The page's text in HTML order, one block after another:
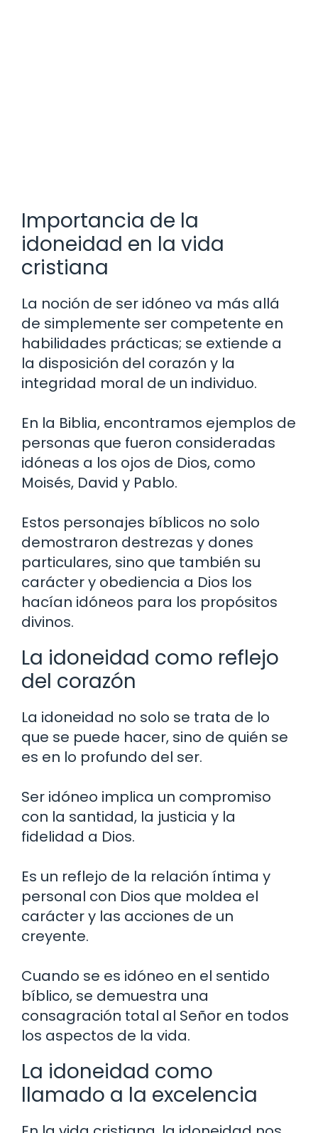
Importancia de la
idoneidad en la vida
cristiana
La noción de ser idóneo va más allá
de simplemente ser competente en
habilidades prácticas; se extiende a
la disposición del corazón y la
integridad moral de un individuo.
En la Biblia, encontramos ejemplos de
personas que fueron consideradas
idóneas a los ojos de Dios, como
Moisés, David y Pablo.
Estos personajes bíblicos no solo
demostraron destrezas y dones
particulares, sino que también su
carácter y obediencia a Dios los
hacían idóneos para los propósitos
divinos.
La idoneidad como reflejo
del corazón
La idoneidad no solo se trata de lo
que se puede hacer, sino de quién se
es en lo profundo del ser.
Ser idóneo implica un compromiso
con la santidad, la justicia y la
fidelidad a Dios.
Es un reflejo de la relación íntima y
personal con Dios que moldea el
carácter y las acciones de un
creyente.
Cuando se es idóneo en el sentido
bíblico, se demuestra una
consagración total al Señor en todos
los aspectos de la vida.
La idoneidad como
llamado a la excelencia